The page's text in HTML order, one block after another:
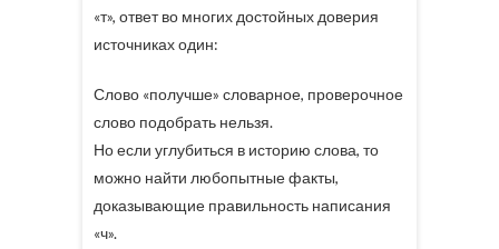
«т», ответ во многих достойных доверия
источниках один:
Слово «получше» словарное, проверочное
слово подобрать нельзя.
Но если углубиться в историю слова, то
можно найти любопытные факты,
доказывающие правильность написания
«ч».